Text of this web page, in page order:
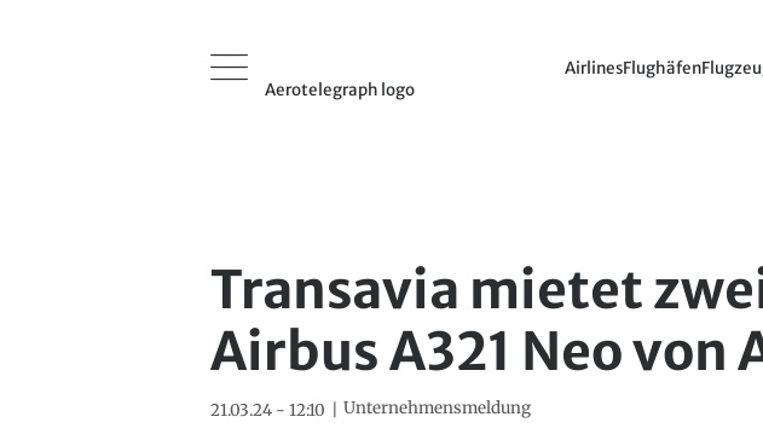
Aerotelegraph logo
AirlinesFlughäfen
Transavia mietet
Airbus A321 Neo von
21.03.24 - 12:10 Unternehmensmeldung